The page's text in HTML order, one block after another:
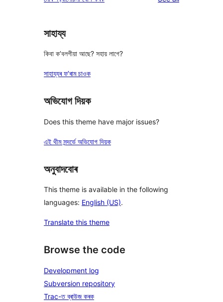
star
সাহায্য
কিবা ক’বলগীয়া আছে? সহায় লাগে?
সাহায্যৰ ফ’ৰাম চাওক
অভিযোগ দিয়ক
Does this theme have major issues?
এই থীম সন্দৰ্ভে অভিযোগ দিয়ক
অনুবাদবোৰ
This theme is available in the following
languages: English (US).
Translate this theme
Browse the code
Development log
Subversion repository
Trac-ত ব্ৰাউজ কৰক